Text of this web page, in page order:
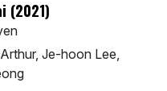
(2021)
Je-hoon Lee,